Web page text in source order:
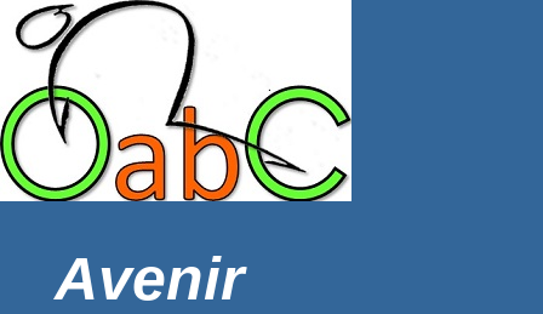
Avenir